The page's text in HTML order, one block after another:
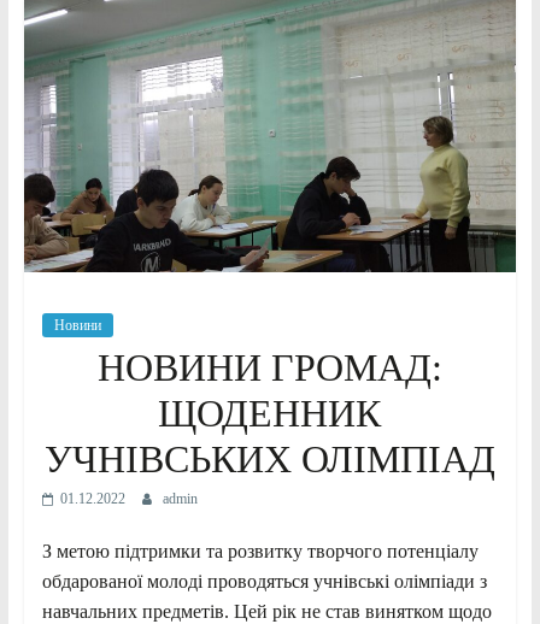
Новини
НОВИНИ ГРОМАД:
ЩОДЕННИК
УЧНІВСЬКИХ ОЛІМПІАД
01.12.2022 admin
З метою підтримки та розвитку творчого потенціалу
обдарованої молоді проводяться учнівські олімпіади з
навчальних предметів. Цей рік не став винятком щодо